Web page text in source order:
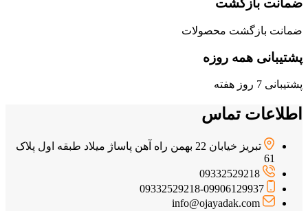
ضمانت بازگشت
ضمانت بازگشت محصولات
پشتیبانی همه روزه
پشتیبانی 7 روز هفته
اطلاعات تماس
تبریز خیابان 22 بهمن راه آهن پاساژ میلاد طبقه اول پلاک
61
09332529218
09332529218-09906129937
info@ojayadak.com